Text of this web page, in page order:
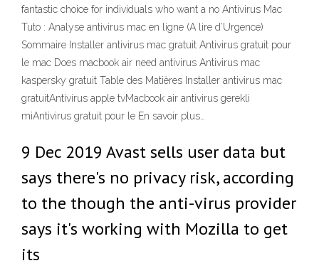
fantastic choice for individuals who want a no Antivirus Mac
Tuto : Analyse antivirus mac en ligne (A lire d’Urgence)
Sommaire Installer antivirus mac gratuit Antivirus gratuit pour
le mac Does macbook air need antivirus Antivirus mac
kaspersky gratuit Table des Matières Installer antivirus mac
gratuitAntivirus apple tvMacbook air antivirus gerekli
miAntivirus gratuit pour le En savoir plus…
9 Dec 2019 Avast sells user data but
says there's no privacy risk, according
to the though the anti-virus provider
says it's working with Mozilla to get
its